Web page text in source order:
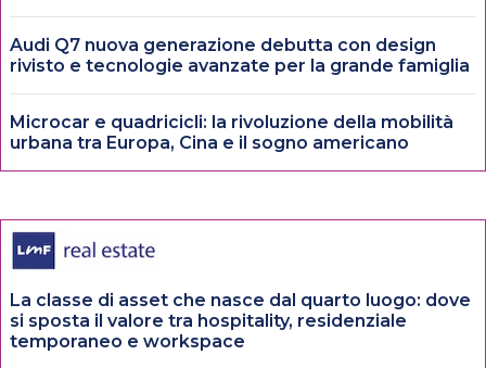
Audi Q7 nuova generazione debutta con design
rivisto e tecnologie avanzate per la grande famiglia
Microcar e quadricicli: la rivoluzione della mobilità
urbana tra Europa, Cina e il sogno americano
La classe di asset che nasce dal quarto luogo: dove
si sposta il valore tra hospitality, residenziale
temporaneo e workspace